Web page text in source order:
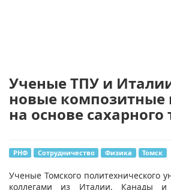
Ученые ТПУ и
новые композитные
на основе сахарного
РНФ Сотрудничество Физика Томск
​Ученые Томского политехнического
коллегами из Италии, Канады и